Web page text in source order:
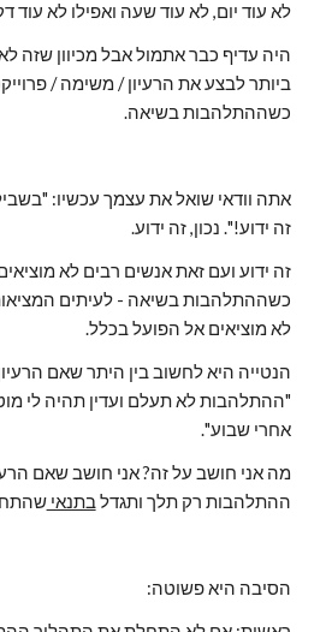
לא עוד יום, לא עוד שעה ואפילו לא עוד
כשההתלהבות בשיאה.
זה ידוע!". נכון, זה ידוע.
לא מוציאים אל הפועל בכלל.
אחרי שבוע".
ההתלהבות רק תלך ותגדל בתנאי
הסיבה היא פשוטה: